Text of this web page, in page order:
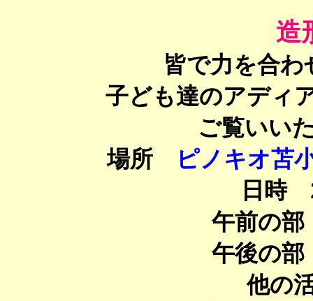
造
皆で力を合
子ども達のアディ
ご覧いい
場所
ピノキオ苫
日時
午前の
午後の
他の